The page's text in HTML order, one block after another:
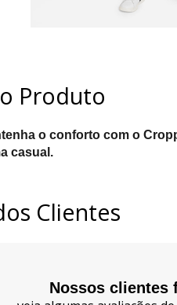
Produto
o conforto com o
casual.
Clientes
Nossos clientes